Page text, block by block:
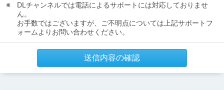
DLチャンネルでは電話によるサポートには対応しておりませ
ん。
お手数ではございますが、ご不明点については上記サポートフ
ォームよりお問い合わせください。
送信内容の確認